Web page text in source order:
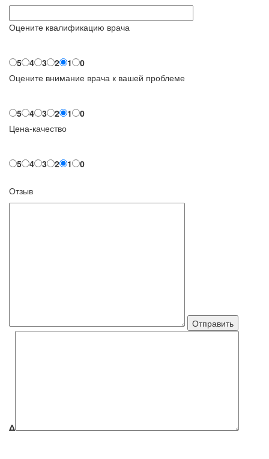
Оцените квалификацию врача
5 4 3 2 1
0
Оцените внимание врача к вашей проблеме
5 4 3 2 1
0
Цена-качество
5 4 3 2 1 0
Отзыв
Δ